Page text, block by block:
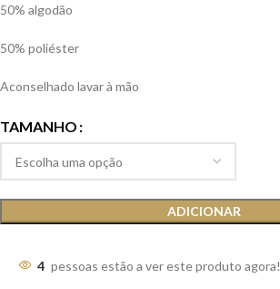
50% algodão
50% poliéster
Aconselhado lavar à mão
TAMANHO
ADICIONAR
4 pessoas estão a ver este produto agora!